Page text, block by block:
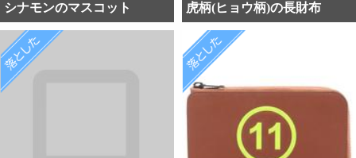
シナモンのマスコット 虎柄(ヒョウ柄)の長財布